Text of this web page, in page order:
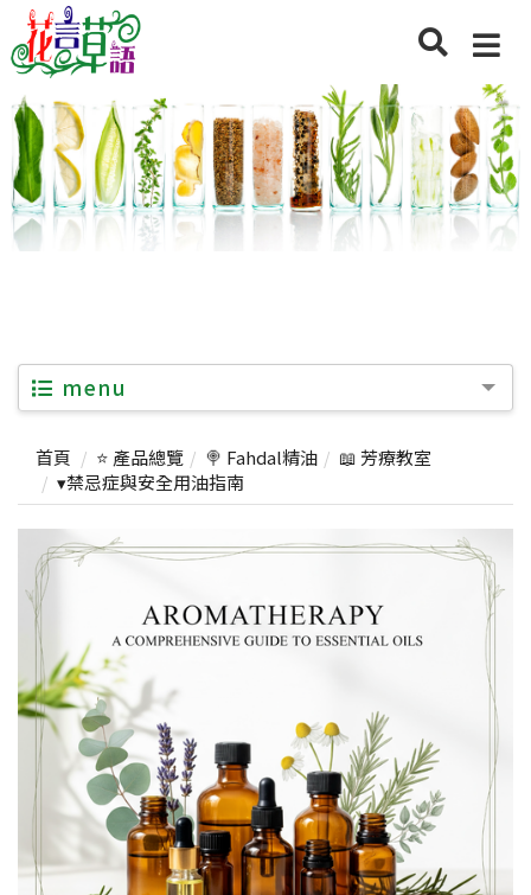
menu
首頁 ⭐ 產品總覽 🍭 Fahdal精油
📖 芳療教室
▾禁忌症與安全用油指南